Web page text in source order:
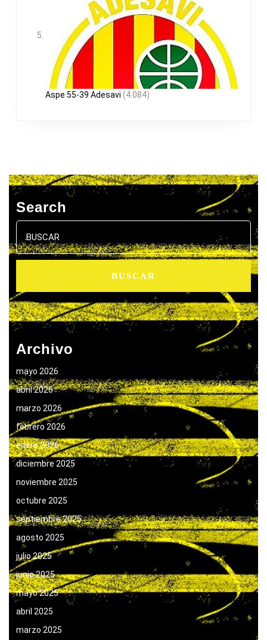
Aspe 55-39 Adesavi (4.084)
Search
Buscar:
Archivo
mayo 2026
abril 2026
marzo 2026
febrero 2026
enero 2026
diciembre 2025
noviembre 2025
octubre 2025
septiembre 2025
agosto 2025
julio 2025
junio 2025
mayo 2025
abril 2025
marzo 2025